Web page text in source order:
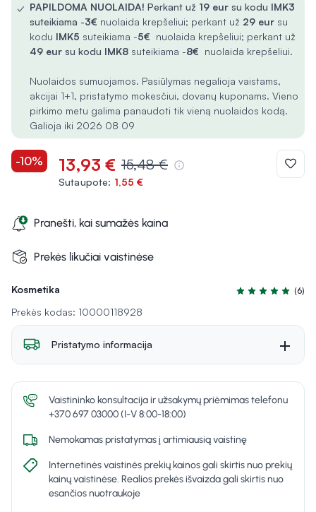
Kosmetika
Įvertinimas 5.0
(6)
Prekės kodas: 10000118928
✓ PAPILDOMA NUOLAIDA! Perkant už 19 eur su kodu IMK3
suteikiama -3€ nuolaida krepšeliui; perkant už 29 eur su
kodu IMK5 suteikiama -5€ nuolaida krepšeliui; perkant už
49 eur su kodu IMK8 suteikiama -8€ nuolaida krepšeliui.
Nuolaidos sumuojamos. Pasiūlymas negalioja vaistams,
akcijai 1+1, pristatymo mokesčiui, dovanų kuponams. Vieno
pirkimo metu galima panaudoti tik vieną nuolaidos kodą.
Galioja iki 2026 08 09
-10% 13,93 € 15,48 €
Sutaupote: 1,55 €
Pranešti, kai sumažės kaina
Prekės likučiai vaistinėse
Pristatymo informacija
Vaistininko konsultacija ir užsakymų priėmimas telefonu
+370 697 03000 (I-V 8:00-18:00)
Nemokamas pristatymas į artimiausią vaistinę
Internetinės vaistinės prekių kainos gali skirtis nuo prekių
kainų vaistinėse. Realios prekės išvaizda gali skirtis nuo
esančios nuotraukoje